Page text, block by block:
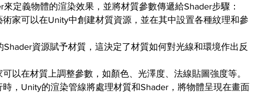
定義物體的渲染效果，並將材質參數傳遞給Shader步驟：
術家可以在Unity中創建材質資源，並在其中設置各種紋理和參
Shader資源賦予材質，這決定了材質如何對光線和環境作出反
可以在材質上調整參數，如顏色、光澤度、法線貼圖強度等。
時，Unity的渲染管線將處理材質和Shader，將物體呈現在畫面